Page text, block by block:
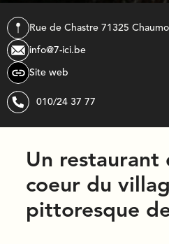
Rue de Chastre 71325
info@7-ici.be
Site web
010/24 37 77
Un restaurant
coeur du
pittoresque